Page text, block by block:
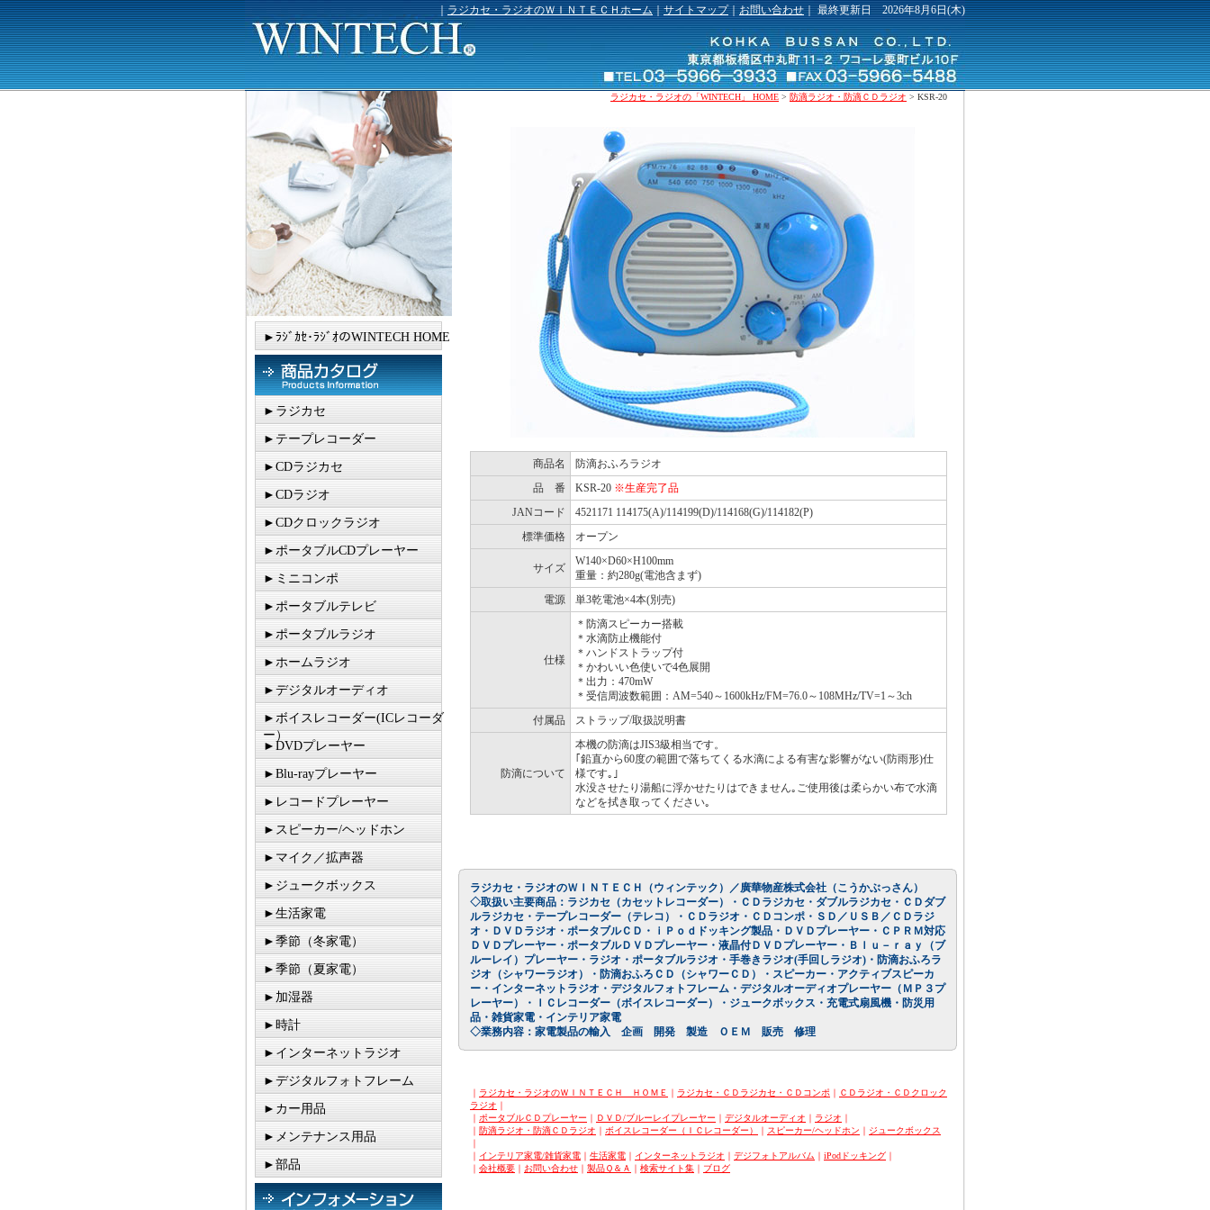
｜ラジカセ・ラジオのＷＩＮＴＥＣＨホーム｜サイトマップ｜お問い合わせ｜ 最終更新日 2026年8月6日(木)
►ﾗｼﾞｶｾ･ﾗｼﾞｵのWINTECH HOME
►ラジカセ
►テープレコーダー
►CDラジカセ
►CDラジオ
►CDクロックラジオ
►ポータブルCDプレーヤー
►ミニコンポ
►ポータブルテレビ
►ポータブルラジオ
►ホームラジオ
►デジタルオーディオ
►ボイスレコーダー(ICレコーダ
ー）
►DVDプレーヤー
►Blu-rayプレーヤー
►レコードプレーヤー
►スピーカー/ヘッドホン
►マイク／拡声器
►ジュークボックス
►生活家電
►季節（冬家電）
►季節（夏家電）
►加湿器
►時計
►インターネットラジオ
►デジタルフォトフレーム
►カー用品
►メンテナンス用品
►部品
ラジカセ・ラジオの「WINTECH」 HOME > 防滴ラジオ・防滴ＣＤラジオ > KSR-20
商品名
防滴おふろラジオ
品 番
KSR-20 ※生産完了品
JANコード
4521171 114175(A)/114199(D)/114168(G)/114182(P)
標準価格
オープン
サイズ
W140×D60×H100mm
重量：約280g(電池含まず)
電源
単3乾電池×4本(別売)
仕様
＊防滴スピーカー搭載
＊水滴防止機能付
＊ハンドストラップ付
＊かわいい色使いで4色展開
＊出力：470mW
＊受信周波数範囲：AM=540～1600kHz/FM=76.0～108MHz/TV=1～3ch
付属品
ストラップ/取扱説明書
防滴について
本機の防滴はJIS3級相当です。
｢鉛直から60度の範囲で落ちてくる水滴による有害な影響がない(防雨形)仕
様です｡｣
水没させたり湯船に浮かせたりはできません｡ご使用後は柔らかい布で水滴
などを拭き取ってください｡
ラジカセ・ラジオのＷＩＮＴＥＣＨ
（ウィンテック）／廣華物産株式会社（こうかぶっさん）
◇取扱い主要商品：ラジカセ（カセットレコーダー）・ＣＤラジカセ・ダブルラジカセ・ＣＤダブ
ルラジカセ・テープレコーダー（テレコ）・ＣＤラジオ・ＣＤコンポ・ＳＤ／ＵＳＢ／ＣＤラジ
オ・ＤＶＤラジオ・ポータブルＣＤ・ｉＰｏｄドッキング製品・ＤＶＤプレーヤー・ＣＰＲＭ対応
ＤＶＤプレーヤー・ポータブルＤＶＤプレーヤー・液晶付ＤＶＤプレーヤー・Ｂｌｕ－ｒａｙ（ブ
ルーレイ）プレーヤー・ラジオ・ポータブルラジオ・手巻きラジオ(手回しラジオ)・防滴おふろラ
ジオ（シャワーラジオ）・防滴おふろＣＤ（シャワーＣＤ）・スピーカー・アクティブスピーカ
ー・インターネットラジオ・デジタルフォトフレーム・デジタルオーディオプレーヤー（ＭＰ３プ
レーヤー）・ＩＣレコーダー（ボイスレコーダー）・ジュークボックス・充電式扇風機・防災用
品・雑貨家電・インテリア家電
◇業務内容：家電製品の輸入 企画 開発 製造 ＯＥＭ 販売 修理
｜ ラジカセ・ラジオのＷＩＮＴＥＣＨ ＨＯＭＥ ｜ ラジカセ・ＣＤラジカセ・ＣＤコンポ ｜ ＣＤラジオ・ＣＤクロック
ラジオ ｜
｜ ポータブルＣＤプレーヤー ｜ ＤＶＤ/ブルーレイプレーヤー ｜ デジタルオーディオ ｜ ラジオ ｜
｜ 防滴ラジオ・防滴ＣＤラジオ ｜ ボイスレコーダー（ＩＣレコーダー） ｜ スピーカー/ヘッドホン ｜ ジュークボックス
｜
｜ インテリア家電/雑貨家電 ｜ 生活家電 ｜ インターネットラジオ ｜ デジフォトアルバム ｜ iPodドッキング ｜
｜ 会社概要 ｜ お問い合わせ ｜ 製品Ｑ＆Ａ ｜ 検索サイト集 ｜ ブログ